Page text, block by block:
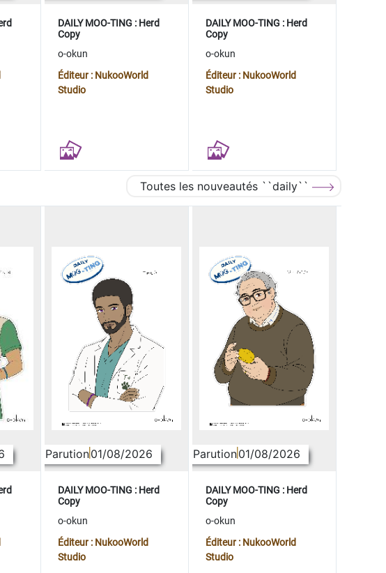
DAILY MOO-TING : Herd
Copy
o-okun
Éditeur : NukooWorld
Studio
DAILY MOO-TING : Herd
Copy
o-okun
Éditeur : NukooWorld
Studio
Toutes les nouveautés ``daily``
Parution01/08/2026
DAILY MOO-TING : Herd
Copy
o-okun
Éditeur : NukooWorld
Studio
Parution01/08/2026
DAILY MOO-TING : Herd
Copy
o-okun
Éditeur : NukooWorld
Studio